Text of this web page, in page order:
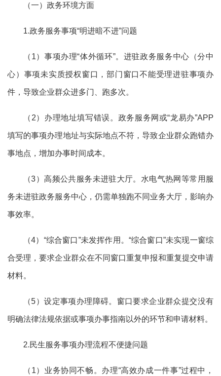
（一）政务环境方面
1.政务服务事项“明进暗不进”问题
（ 1）事项办理“体外循环”。进驻政务服务中心（分中
心）事项未实质授权窗口，部门窗口不能受理进驻事项办
件，导致企业群众进多门、跑多次。
（ 2）办理地址填写错误。政务服务网或“龙易办”APP
填写的事项办理地址与实际地点不符，导致企业群众跑错办
事地点，增加办事时间成本。
（3）高频公共服务未进驻大厅。水电气热网等常用服
务未进驻政务服务中心，仍需单独跑不同业务大厅，影响办
事效率。
（4）“综合窗口”未发挥作用。“综合窗口”未实现一窗综
合受理，要求企业群众在不同窗口重复申报和重复提交申请
材料。
（5）设定事项办理障碍。窗口要求企业群众提交没有
明确法律法规依据或事项办事指南以外的环节和申请材料。
2.民生服务事项办理流程不便捷问题
（ 1）业务协同不畅。办理“高效办成一件事”过程中，